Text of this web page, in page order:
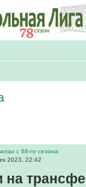
с 68-го сезона
2023, 22:42
на